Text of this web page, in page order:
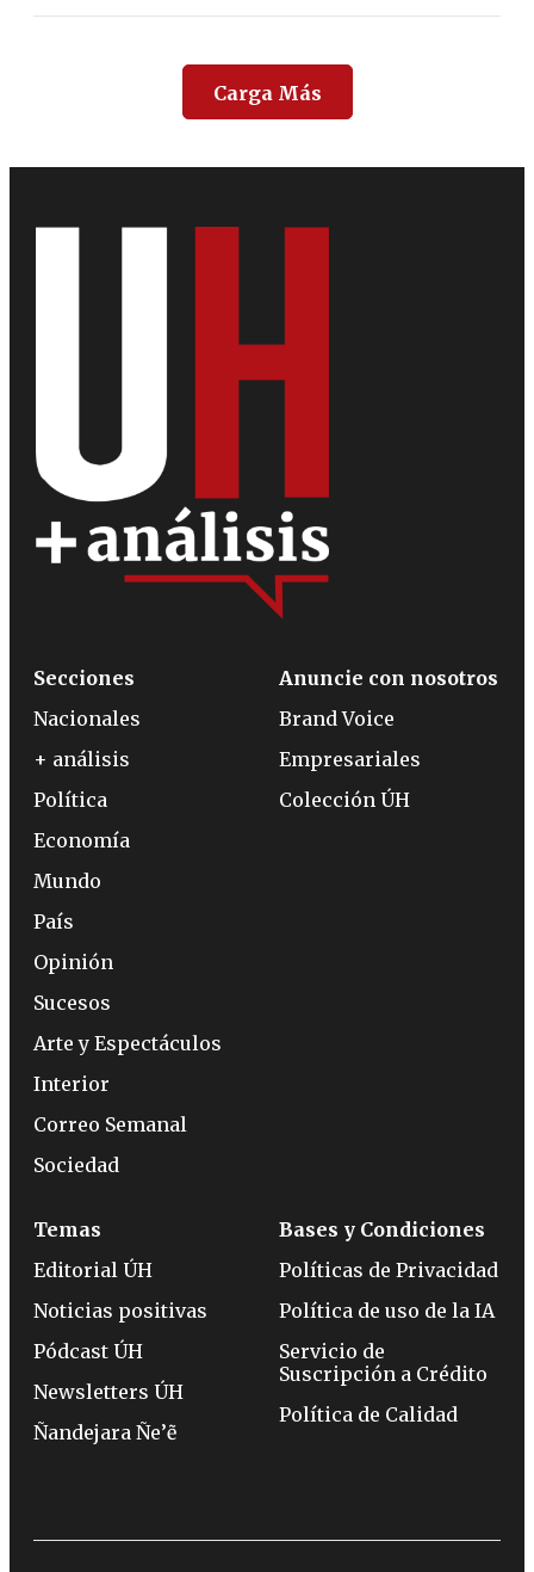
Carga Más
Secciones
Nacionales
+ análisis
Política
Economía
Mundo
País
Opinión
Sucesos
Arte y Espectáculos
Interior
Correo Semanal
Sociedad
Anuncie con nosotros
Brand Voice
Empresariales
Colección ÚH
Temas
Editorial ÚH
Noticias positivas
Pódcast ÚH
Newsletters ÚH
Ñandejara Ñe’ẽ
Bases y Condiciones
Políticas de Privacidad
Política de uso de la IA
Servicio de
Suscripción a Crédito
Política de Calidad